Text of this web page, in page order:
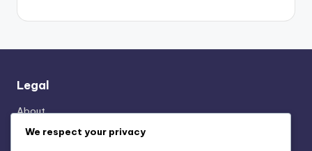
Legal
About
Privacy Policy
We respect your privacy